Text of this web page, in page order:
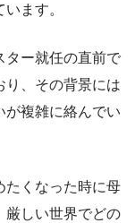
ます。
ター就任の直前で
り、その背景には
が複雑に絡んでい
たくなった時に母
厳しい世界でどの